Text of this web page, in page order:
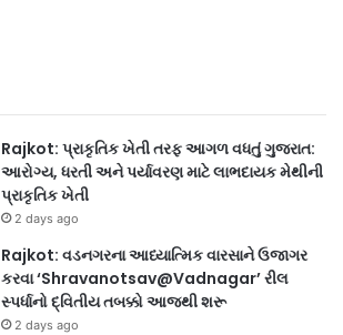
Rajkot: પ્રાકૃતિક ખેતી તરફ આગળ વધતું ગુજરાત:
આરોગ્ય, ધરતી અને પર્યાવરણ માટે લાભદાયક મેથીની
પ્રાકૃતિક ખેતી
2 days ago
Rajkot: વડનગરના આધ્યાત્મિક વારસાને ઉજાગર
કરવા ‘Shravanotsav@Vadnagar’ રીલ
સ્પર્ધાનો દ્વિતીય તબક્કો આજથી શરૂ
2 days ago